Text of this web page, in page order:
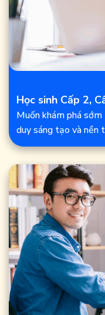
Học sinh Cấp 2,
Muốn khám phá
duy sáng tạo và nền